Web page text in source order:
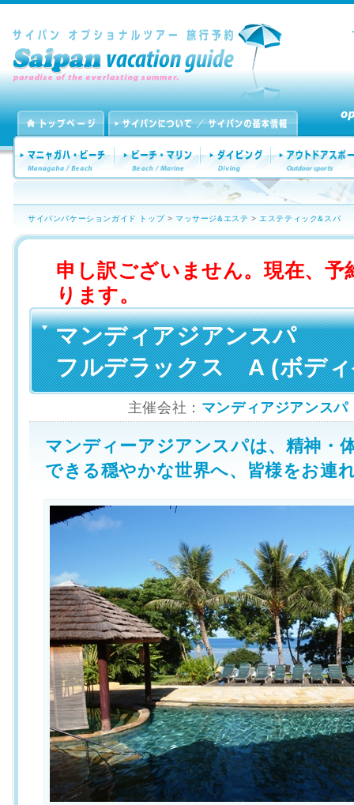
サイパンバケーションガイド トップ>マッサージ&エステ > エステティック&スパ
申し訳ございません。現在、予
ります。
マンディアジアンスパ
フルデラックス A (ボデ
主催会社： マンディアジアンス
マンディーアジアンスパは、精神・
できる穏やかな世界へ、皆様をお連